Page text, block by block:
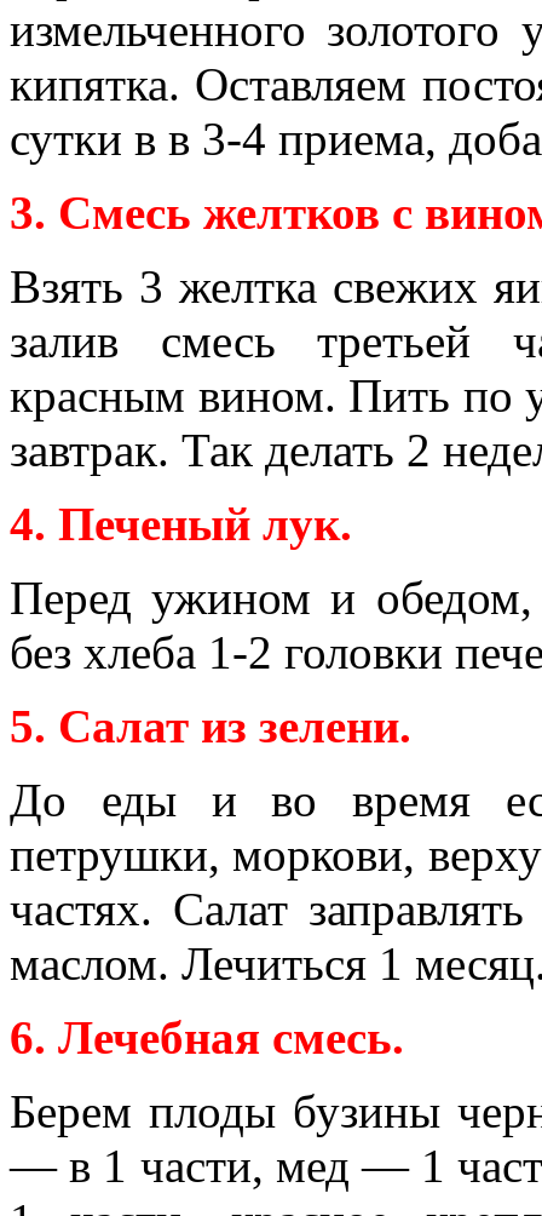
измельченного
кипятка. Оставляем
сутки в в 3-4 приема,
3. Смесь желтков с
Взять 3 желтка свежих
залив смесь третьей
красным вином. Пить по
завтрак. Так делать 2
4. Печеный лук.
Перед ужином и обедом,
без хлеба 1-2 головки
5. Салат из зелени.
До еды и во время
петрушки, моркови,
частях. Салат
маслом. Лечиться 1
6. Лечебная смесь.
Берем плоды бузины
— в 1 части, мед — 1